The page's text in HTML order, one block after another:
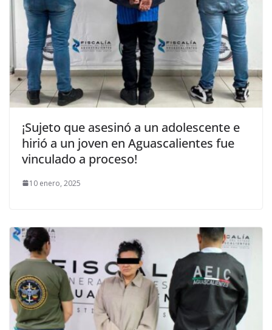
¡Sujeto que asesinó a un adolescente e
hirió a un joven en Aguascalientes fue
vinculado a proceso!
10 enero, 2025